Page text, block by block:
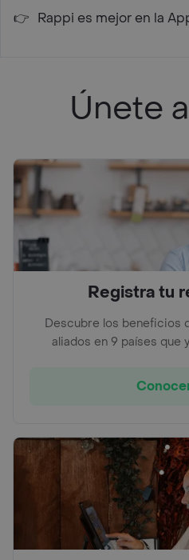
👉 Rappi es mejor en la
Únete a
Registra tu
Descubre los beneficios
aliados en 9 países que